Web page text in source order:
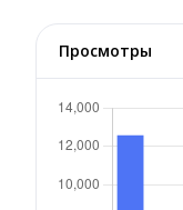
Просмотры